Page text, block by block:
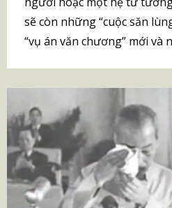
sẽ còn những “cuộc săn
“vụ án văn chương” mới và